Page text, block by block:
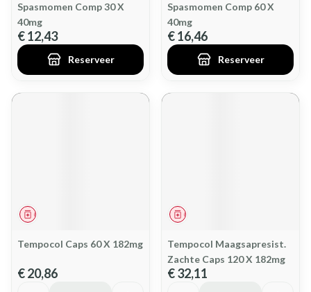
Spasmomen Comp 30 X
40mg
€ 12,43
Reserveer
Spasmomen Comp 60 X
40mg
€ 16,46
Reserveer
Geneesmiddel
Tempocol Caps 60 X 182mg
€ 20,86
Geneesmiddel
Tempocol Maagsapresist.
Zachte Caps 120 X 182mg
€ 32,11